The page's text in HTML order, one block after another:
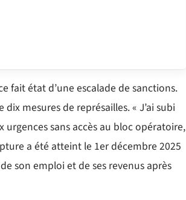
fait état d’une escalade de sanctions.
mesures de représailles. « J’ai subi
sans accès au bloc opératoire,
a été atteint le 1er décembre 2025
son emploi et de ses revenus après